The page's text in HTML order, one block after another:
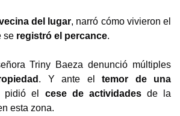
del lugar, narró cómo vivieron el
se registró el percance.
Triny Baeza denunció múltiples
. Y ante eltemor de una
pidió el cese de actividadesde la
esta zona.